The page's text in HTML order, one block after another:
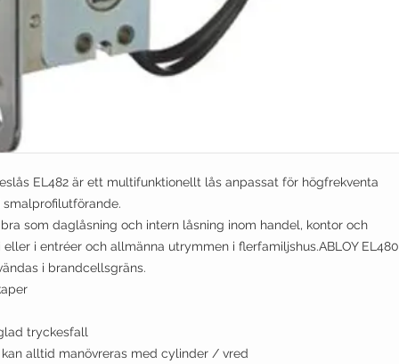
EL482 är ett multifunktionellt lås anpassat för högfrekventa
smalprofilutförande.
bra som daglåsning och intern låsning inom handel, kontor och
eller i entréer och allmänna utrymmen i flerfamiljshus.ABLOY EL480
i brandcellsgräns.
tryckesfall
kan alltid manövreras med cylinder / vred